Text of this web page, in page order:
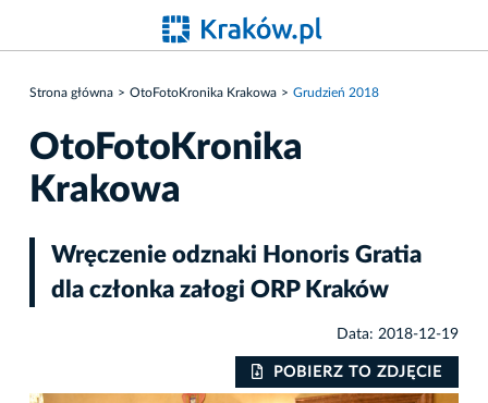
Strona główna OtoFotoKronika Krakowa Grudzień 2018
OtoFotoKronika
Krakowa
Wręczenie odznaki Honoris Gratia
dla członka załogi ORP Kraków
Data: 2018-12-19
POBIERZ TO ZDJĘCIE